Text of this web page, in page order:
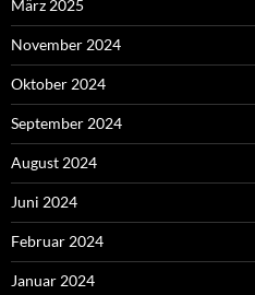
März 2025
November 2024
Oktober 2024
September 2024
August 2024
Juni 2024
Februar 2024
Januar 2024